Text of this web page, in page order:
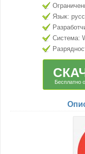
Язык:
Система:
Бесплатно